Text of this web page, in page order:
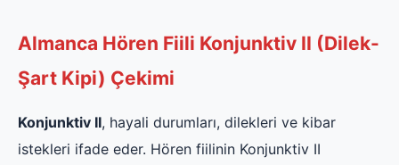
Almanca Hören Fiili Konjunktiv II (Dilek-
Şart Kipi) Çekimi
Konjunktiv II, hayali durumları, dilekleri ve kibar
istekleri ifade eder. Hören fiilinin Konjunktiv II